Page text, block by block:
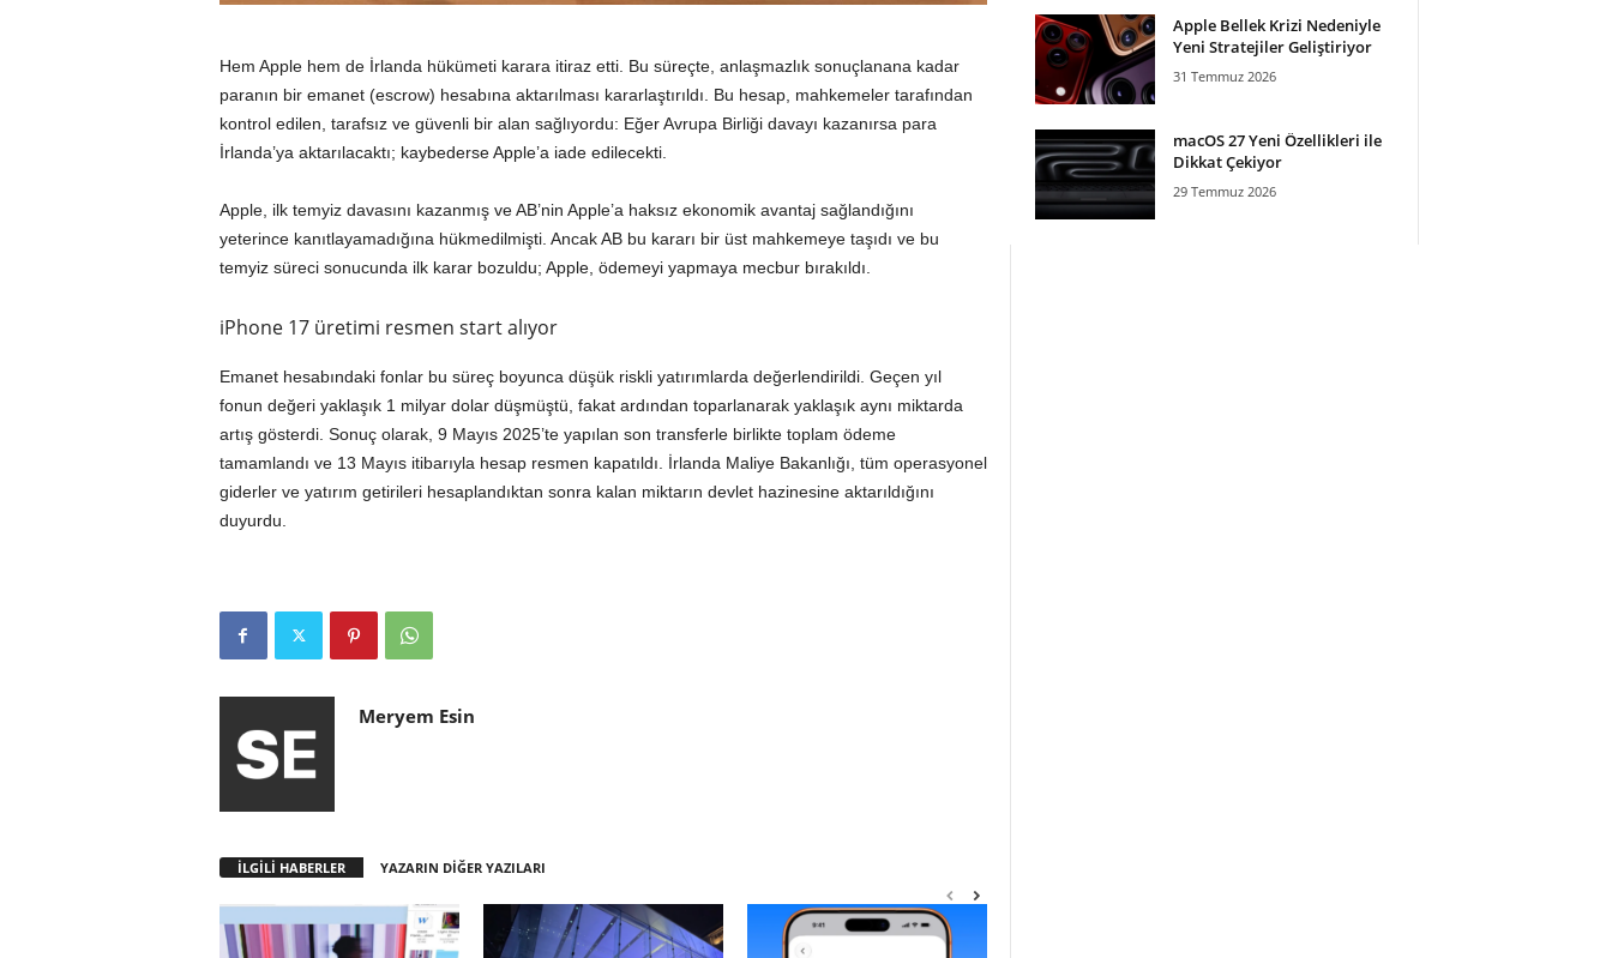
Hem Apple hem de İrlanda hükümeti karara itiraz etti. Bu süreçte, anlaşmazlık sonuçlanana kadar
paranın bir emanet (escrow) hesabına aktarılması kararlaştırıldı. Bu hesap, mahkemeler tarafından
kontrol edilen, tarafsız ve güvenli bir alan sağlıyordu: Eğer Avrupa Birliği davayı kazanırsa para
İrlanda’ya aktarılacaktı; kaybederse Apple’a iade edilecekti.
Apple, ilk temyiz davasını kazanmış ve AB’nin Apple’a haksız ekonomik avantaj sağlandığını
yeterince kanıtlayamadığına hükmedilmişti. Ancak AB bu kararı bir üst mahkemeye taşıdı ve bu
temyiz süreci sonucunda ilk karar bozuldu; Apple, ödemeyi yapmaya mecbur bırakıldı.
iPhone 17 üretimi resmen start alıyor
Emanet hesabındaki fonlar bu süreç boyunca düşük riskli yatırımlarda değerlendirildi. Geçen yıl
fonun değeri yaklaşık 1 milyar dolar düşmüştü, fakat ardından toparlanarak yaklaşık aynı miktarda
artış gösterdi. Sonuç olarak, 9 Mayıs 2025’te yapılan son transferle birlikte toplam ödeme
tamamlandı ve 13 Mayıs itibarıyla hesap resmen kapatıldı. İrlanda Maliye Bakanlığı, tüm operasyonel
giderler ve yatırım getirileri hesaplandıktan sonra kalan miktarın devlet hazinesine aktarıldığını
duyurdu.
Meryem Esin
İLGİLİ HABERLER YAZARIN DİĞER YAZILARI
Apple Bellek Krizi Nedeniyle
Yeni Stratejiler Geliştiriyor
31 Temmuz 2026
macOS 27 Yeni Özellikleri ile
Dikkat Çekiyor
29 Temmuz 2026